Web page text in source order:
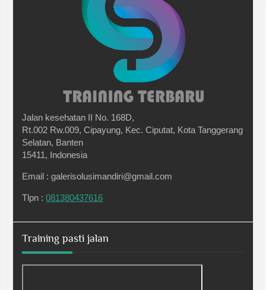
Jalan kesehatan II No. 168D,
Rt.002 Rw.009, Cipayung, Kec. Ciputat, Kota Tanggerang
Selatan, Banten
15411, Indonesia
Email : galerisolusimandiri@gmail.com
Tlpn :081380437616
Training pasti jalan